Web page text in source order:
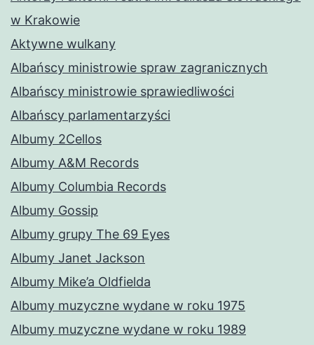
w Krakowie
Aktywne wulkany
Albańscy ministrowie spraw zagranicznych
Albańscy ministrowie sprawiedliwości
Albańscy parlamentarzyści
Albumy 2Cellos
Albumy A&M Records
Albumy Columbia Records
Albumy Gossip
Albumy grupy The 69 Eyes
Albumy Janet Jackson
Albumy Mike’a Oldfielda
Albumy muzyczne wydane w roku 1975
Albumy muzyczne wydane w roku 1989